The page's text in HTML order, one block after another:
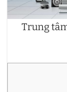
Trung